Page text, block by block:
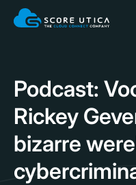
Podcast:
Rickey
bizarre